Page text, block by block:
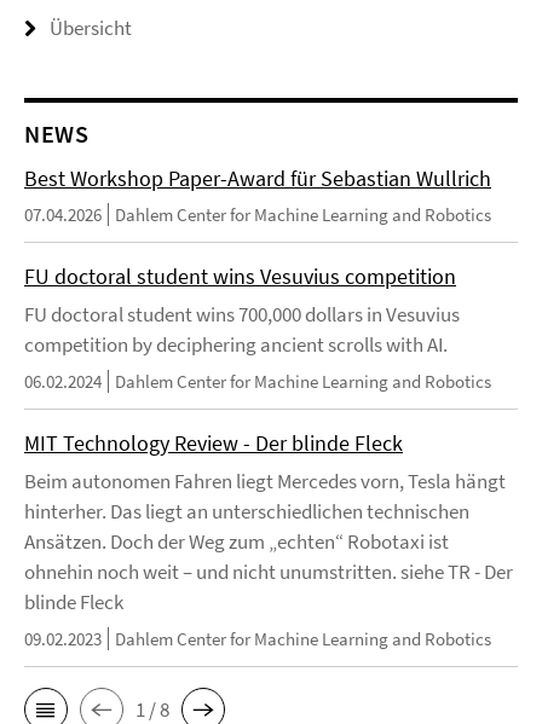
Übersicht
NEWS
Best Workshop Paper-Award für Sebastian Wullrich
07.04.2026 Dahlem Center for Machine Learning and Robotics
FU doctoral student wins Vesuvius competition
FU doctoral student wins 700,000 dollars in Vesuvius
competition by deciphering ancient scrolls with AI.
06.02.2024 Dahlem Center for Machine Learning and Robotics
MIT Technology Review - Der blinde Fleck
Beim autonomen Fahren liegt Mercedes vorn, Tesla hängt
hinterher. Das liegt an unterschiedlichen technischen
Ansätzen. Doch der Weg zum „echten“ Robotaxi ist
ohnehin noch weit – und nicht unumstritten. siehe TR - Der
blinde Fleck
09.02.2023 Dahlem Center for Machine Learning and Robotics
1 / 8